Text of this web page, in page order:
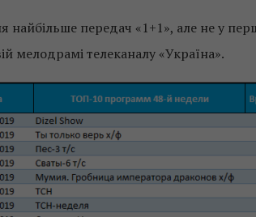
передач «1+1», але не у
мелодрамі телеканалу «Україна».